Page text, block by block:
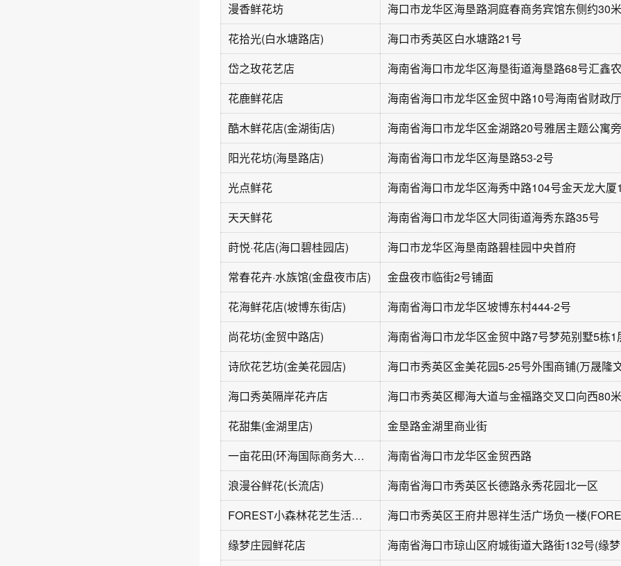
漫香鲜花坊
海口市龙华区海垦路洞庭春商务宾馆东侧约30米
花拾光(白水塘路店)
海口市秀英区白水塘路21号
岱之玫花艺店
花鹿鲜花店
酷木鲜花店(金湖街店)
海南省海口市龙华区金湖路20号雅居主题公寓
阳光花坊(海垦路店)
海南省海口市龙华区海垦路53-2号
光点鲜花
海南省海口市龙华区海秀中路104号金天龙大厦
天天鲜花
海南省海口市龙华区大同街道海秀东路35号
莳悦·花店(海口碧桂园店)
海口市龙华区海垦南路碧桂园中央首府
常春花卉·水族馆(金盘夜市店)
金盘夜市临街2号铺面
花海鲜花店(坡博东街店)
海南省海口市龙华区坡博东村444-2号
尚花坊(金贸中路店)
海南省海口市龙华区金贸中路7号梦苑别墅5栋1
诗欣花艺坊(金美花园店)
海口秀英隔岸花卉店
海口市秀英区椰海大道与金福路交叉口向西80米
花甜集(金湖里店)
金垦路金湖里商业街
一亩花田(环海国际商务大厦店)
海南省海口市龙华区金贸西路
浪漫谷鲜花(长流店)
海南省海口市秀英区长德路永秀花园北一区
FOREST小森林花艺生活馆(王府井·恩祥生活广场店)
缘梦庄园鲜花店